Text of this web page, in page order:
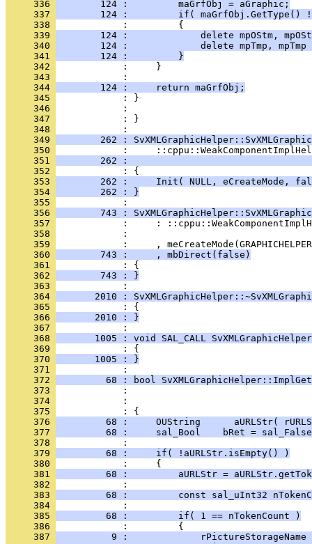
     336
        124 :         maGrfObj = aGraphic;
     337
124 :         if( maGrfObj.GetType()
     338
     339
124 :             delete mpOStm,
     340
124 :             delete mpTmp, mpTmp
     341
        124 :         }
     342
     343
     344
        124 :     return maGrfObj;
     345
     346
     347
            : }
     348
     349
262 :
     350
     351
262 :
     352
     353
262 :     Init( NULL, eCreateMode,
     354
        262 : }
     355
     356
743 :
     357
     358
     359
     360
        743 :     , mbDirect(false)
     361
     362
        743 : }
     363
     364
2010 :
     365
     366
       2010 : }
     367
     368
1005 : void SAL_CALL
     369
     370
       1005 : }
     371
     372
68 : bool
     373
     374
     375
     376
68 :     OUString      aURLStr(
     377
68 :     sal_Bool    bRet =
     378
     379
         68 :     if( !aURLStr.isEmpty() )
     380
     381
68 :         aURLStr =
     382
     383
68 :         const sal_uInt32
     384
     385
         68 :         if( 1 == nTokenCount )
     386
     387
9 :             rPictureStorageName